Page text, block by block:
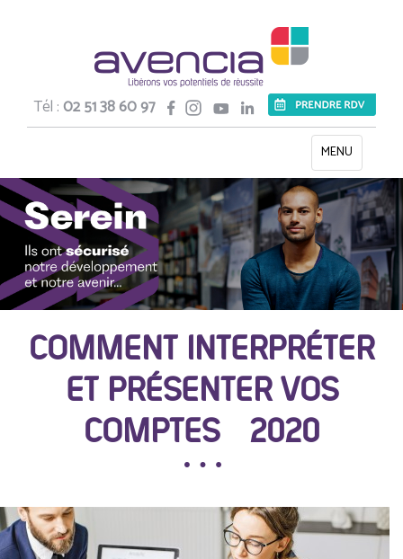
Tél :02 51 38 60 97
Toggle
navigation
MENU
COMMENT INTERPRÉTER
ET PRÉSENTER VOS
COMPTES 2020